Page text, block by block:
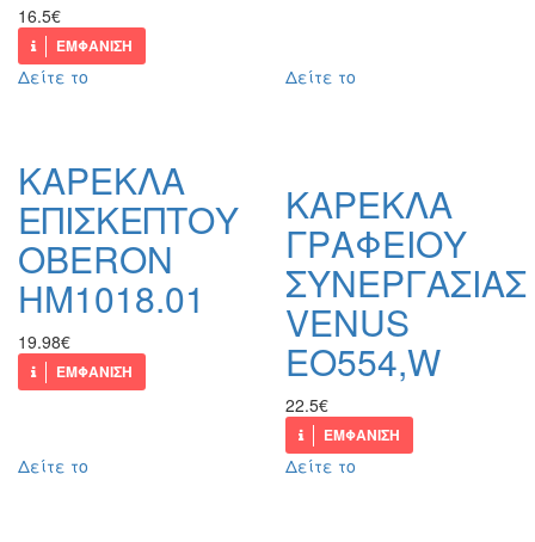
16.5€
ΕΜΦΑΝΙΣΗ
Δείτε το
ΚΑΡΕΚΛΑ
ΕΠΙΣΚΕΠΤΟΥ
OBERON
HM1018.01
19.98€
ΕΜΦΑΝΙΣΗ
Δείτε το
ΚΑΡΕΚΛΑ
ΓΡΑΦΕΙΟΥ
ΣΥΝΕΡΓΑΣΙΑΣ
VENUS
ΕΟ554,W
22.5€
ΕΜΦΑΝΙΣΗ
Δείτε το Δείτε το